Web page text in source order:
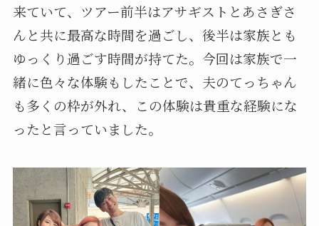
来ていて、ツアー前半はアサギストとあさぎさ
んと共に最高な時間を過ごし、後半は家族とも
ゆっくり過ごす時間が持てた。今回は家族で一
緒に色々な体験もしたことで、夫のてっちゃん
も多くの枠が外れ、この体験は貴重な経験にな
ったと言っていました。